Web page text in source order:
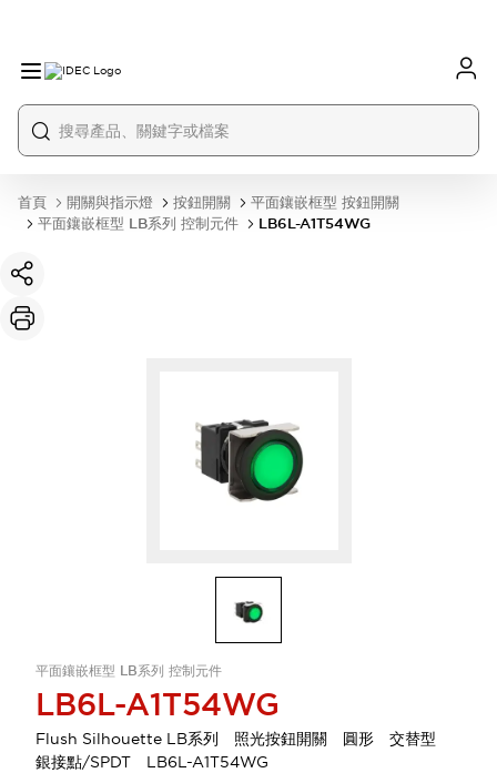
首頁 開關與指示燈 按鈕開關
平面鑲嵌框型 按鈕開關
平面鑲嵌框型 LB系列 控制元件
LB6L-A1T54WG
平面鑲嵌框型 LB系列 控制元件
LB6L-A1T54WG
Flush Silhouette LB系列 照光按鈕開關 圓形 交替型
銀接點/SPDT LB6L-A1T54WG